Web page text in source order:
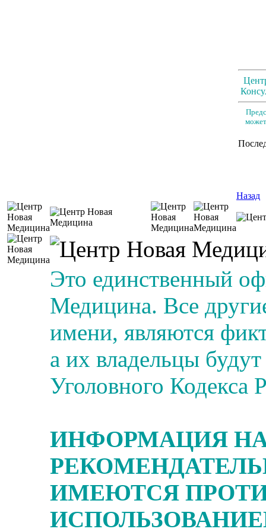
Назад
Это единственный
Медицина. Все
имени, являются
а их владельцы
Уголовного Кодекса
ИНФОРМАЦИЯ
ИМЕЮТСЯ